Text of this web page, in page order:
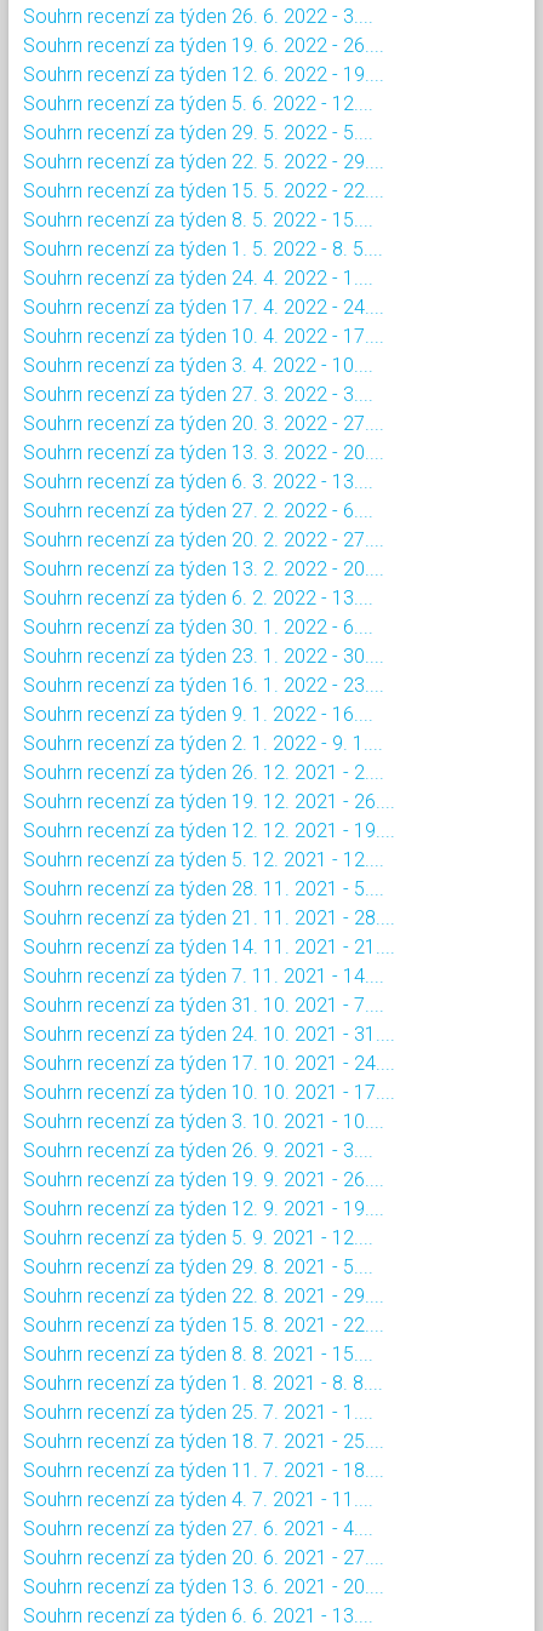
Souhrn recenzí za týden 26. 6. 2022 - 3....
Souhrn recenzí za týden 19. 6. 2022 - 26....
Souhrn recenzí za týden 12. 6. 2022 - 19....
Souhrn recenzí za týden 5. 6. 2022 - 12....
Souhrn recenzí za týden 29. 5. 2022 - 5....
Souhrn recenzí za týden 22. 5. 2022 - 29....
Souhrn recenzí za týden 15. 5. 2022 - 22....
Souhrn recenzí za týden 8. 5. 2022 - 15....
Souhrn recenzí za týden 1. 5. 2022 - 8. 5....
Souhrn recenzí za týden 24. 4. 2022 - 1....
Souhrn recenzí za týden 17. 4. 2022 - 24....
Souhrn recenzí za týden 10. 4. 2022 - 17....
Souhrn recenzí za týden 3. 4. 2022 - 10....
Souhrn recenzí za týden 27. 3. 2022 - 3....
Souhrn recenzí za týden 20. 3. 2022 - 27....
Souhrn recenzí za týden 13. 3. 2022 - 20....
Souhrn recenzí za týden 6. 3. 2022 - 13....
Souhrn recenzí za týden 27. 2. 2022 - 6....
Souhrn recenzí za týden 20. 2. 2022 - 27....
Souhrn recenzí za týden 13. 2. 2022 - 20....
Souhrn recenzí za týden 6. 2. 2022 - 13....
Souhrn recenzí za týden 30. 1. 2022 - 6....
Souhrn recenzí za týden 23. 1. 2022 - 30....
Souhrn recenzí za týden 16. 1. 2022 - 23....
Souhrn recenzí za týden 9. 1. 2022 - 16....
Souhrn recenzí za týden 2. 1. 2022 - 9. 1....
Souhrn recenzí za týden 26. 12. 2021 - 2....
Souhrn recenzí za týden 19. 12. 2021 - 26....
Souhrn recenzí za týden 12. 12. 2021 - 19....
Souhrn recenzí za týden 5. 12. 2021 - 12....
Souhrn recenzí za týden 28. 11. 2021 - 5....
Souhrn recenzí za týden 21. 11. 2021 - 28....
Souhrn recenzí za týden 14. 11. 2021 - 21....
Souhrn recenzí za týden 7. 11. 2021 - 14....
Souhrn recenzí za týden 31. 10. 2021 - 7....
Souhrn recenzí za týden 24. 10. 2021 - 31....
Souhrn recenzí za týden 17. 10. 2021 - 24....
Souhrn recenzí za týden 10. 10. 2021 - 17....
Souhrn recenzí za týden 3. 10. 2021 - 10....
Souhrn recenzí za týden 26. 9. 2021 - 3....
Souhrn recenzí za týden 19. 9. 2021 - 26....
Souhrn recenzí za týden 12. 9. 2021 - 19....
Souhrn recenzí za týden 5. 9. 2021 - 12....
Souhrn recenzí za týden 29. 8. 2021 - 5....
Souhrn recenzí za týden 22. 8. 2021 - 29....
Souhrn recenzí za týden 15. 8. 2021 - 22....
Souhrn recenzí za týden 8. 8. 2021 - 15....
Souhrn recenzí za týden 1. 8. 2021 - 8. 8....
Souhrn recenzí za týden 25. 7. 2021 - 1....
Souhrn recenzí za týden 18. 7. 2021 - 25....
Souhrn recenzí za týden 11. 7. 2021 - 18....
Souhrn recenzí za týden 4. 7. 2021 - 11....
Souhrn recenzí za týden 27. 6. 2021 - 4....
Souhrn recenzí za týden 20. 6. 2021 - 27....
Souhrn recenzí za týden 13. 6. 2021 - 20....
Souhrn recenzí za týden 6. 6. 2021 - 13....